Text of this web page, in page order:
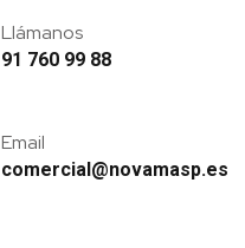
Llámanos
91 760 99 88
Email
comercial@novamasp.es